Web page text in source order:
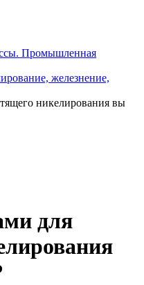
Промышленная
железнение,
никелирования вы
для